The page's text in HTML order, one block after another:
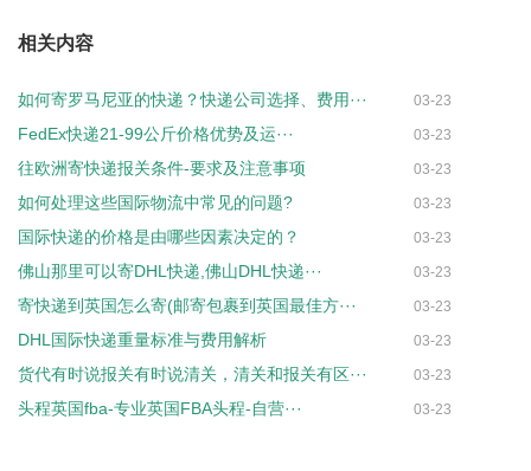
相关内容
如何寄罗马尼亚的快递？快递公司选择、费用··· 03-23
FedEx快递21-99公斤价格优势及运··· 03-23
往欧洲寄快递报关条件-要求及注意事项 03-23
如何处理这些国际物流中常见的问题? 03-23
国际快递的价格是由哪些因素决定的？ 03-23
佛山那里可以寄DHL快递,佛山DHL快递··· 03-23
寄快递到英国怎么寄(邮寄包裹到英国最佳方··· 03-23
DHL国际快递重量标准与费用解析 03-23
货代有时说报关有时说清关，清关和报关有区··· 03-23
头程英国fba-专业英国FBA头程-自营··· 03-23